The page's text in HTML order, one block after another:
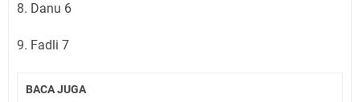
8. Danu 6
9. Fadli 7
BACA JUGA